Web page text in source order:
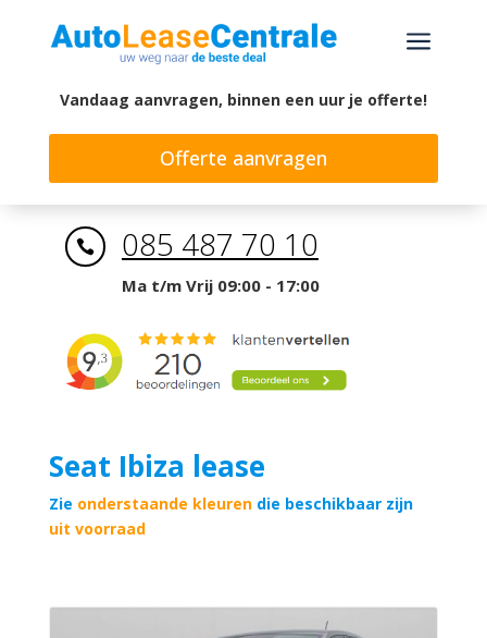
a
Vandaag aanvragen, binnen een uur je offerte!
Offerte aanvragen
 085 487 70 10
Ma t/m Vrij 09:00 - 17:00
Seat Ibiza lease
Zie onderstaande kleurendie beschikbaar zijn
uit voorraad